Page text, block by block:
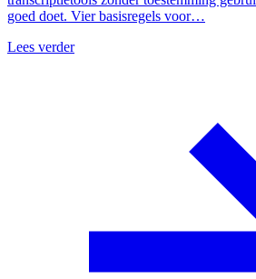
goed doet. Vier basisregels voor…
Lees verder